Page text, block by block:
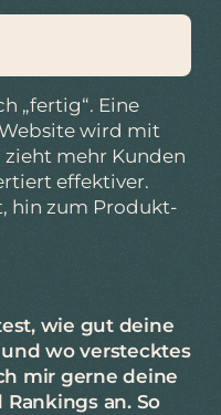
„fertig“. Eine
wird mit
mehr Kunden
effektiver.
hin zum Produkt-
wie gut deine
wo verstecktes
mir gerne deine
Rankings an. So